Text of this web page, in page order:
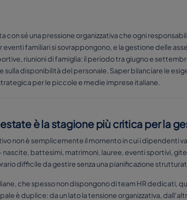
con sé una pressione organizzativa che ogni
eventi familiari si sovrappongono, e la gestione delle
riunioni di famiglia: il periodo tra giugno e
disponibilità del personale. Saper bilanciare le
per le piccole e medie imprese italiane.
è la stagione più critica per la
non è semplicemente il momento in cui i dipendenti
nascite, battesimi, matrimoni, lauree, eventi sportivi,
difficile da gestire senza una pianificazione
che spesso non dispongono di team HR dedicati,
è duplice: da un lato la tensione organizzativa,